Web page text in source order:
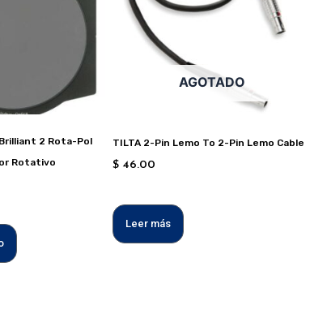
Brilliant 2 Rota-Pol
Rotativo
AGOTADO
TILTA 2-Pin Lemo To 2-Pin Lemo Cable
$ 46.00
Leer más